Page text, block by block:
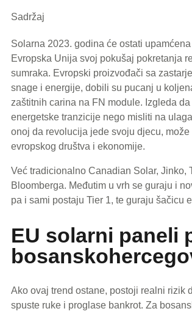
Sadržaj
Solarna 2023. godina će ostati
Evropska Unija svoj pokušaj pokretanja
sumraka. Evropski proizvođači sa
snage i energije, dobili su pucanj u
zaštitnih carina na FN module. Izgleda
energetske tranzicije nego misliti na
onoj da revolucija jede svoju djecu,
evropskog društva i ekonomije.
Već tradicionalno Canadian Solar,
Bloomberga. Međutim u vrh se guraju i
pa i sami postaju Tier 1, te guraju šačicu
EU solarni paneli
Ako ovaj trend ostane, postoji realni rizik
spuste ruke i proglase bankrot. Za